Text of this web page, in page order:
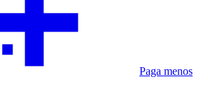
Paga menos